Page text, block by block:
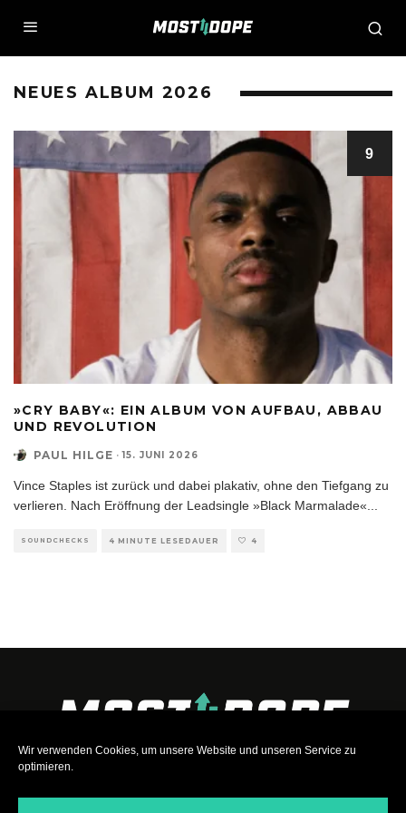
Wir verwenden Cookies, um unsere Website und unseren Service zu
optimieren.
NEUES ALBUM 2026
9
»CRY BABY«: EIN ALBUM VON AUFBAU, ABBAU
UND REVOLUTION
PAUL HILGE · 15. JUNI 2026
Vince Staples ist zurück und dabei plakativ, ohne den Tiefgang zu
verlieren. Nach Eröffnung der Leadsingle »Black Marmalade«
SOUNDCHECKS 4 MINUTE LESEDAUER 4